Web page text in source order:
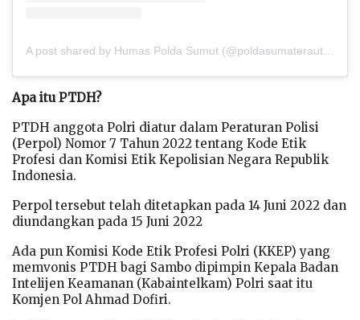
Apa itu PTDH?
PTDH anggota Polri diatur dalam Peraturan Polisi
(Perpol) Nomor 7 Tahun 2022 tentang Kode Etik
Profesi dan Komisi Etik Kepolisian Negara Republik
Indonesia.
Perpol tersebut telah ditetapkan pada 14 Juni 2022 dan
diundangkan pada 15 Juni 2022
Ada pun Komisi Kode Etik Profesi Polri (KKEP) yang
memvonis PTDH bagi Sambo dipimpin Kepala Badan
Intelijen Keamanan (Kabaintelkam) Polri saat itu
Komjen Pol Ahmad Dofiri.